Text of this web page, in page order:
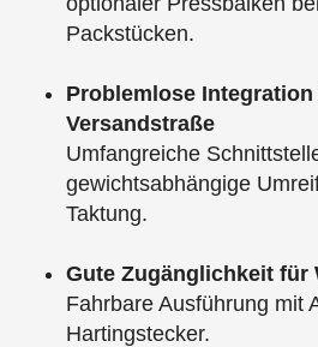
Packstücken.
Problemlose
Versandstraße
Umfangreiche
gewichtsabhängige
Taktung.
Gute Zugänglichkeit für
Fahrbare Ausführung mit
Hartingstecker.